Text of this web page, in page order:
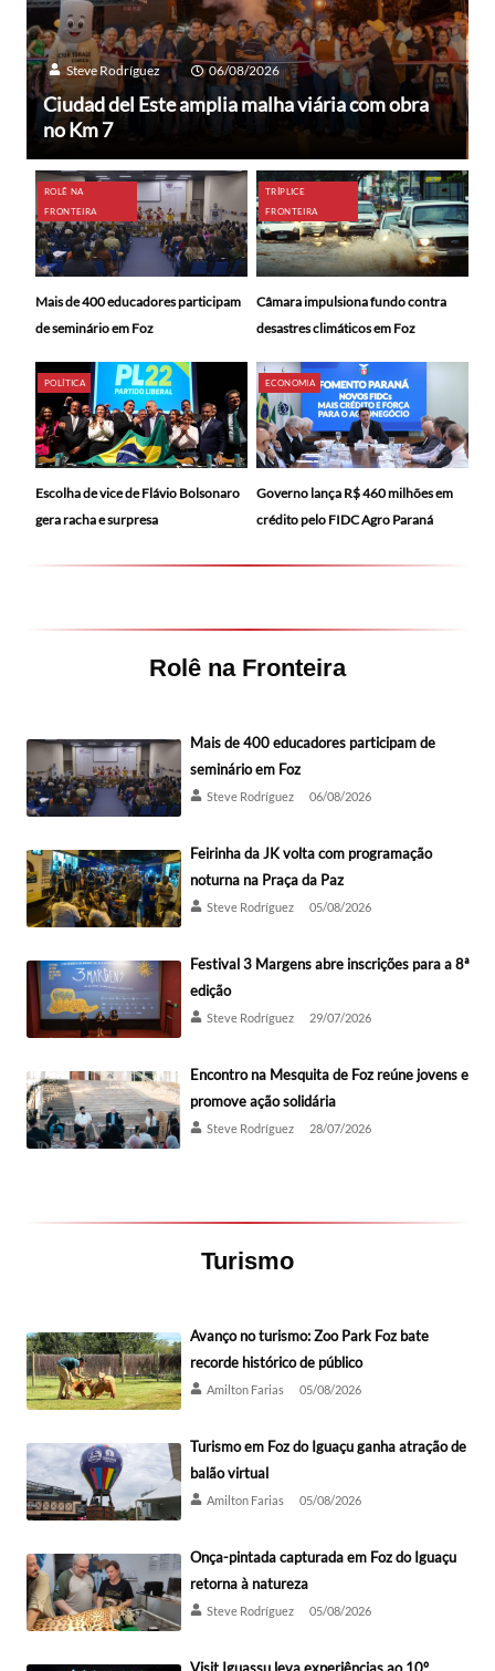
Steve Rodríguez 06/08/2026
Ciudad del Este amplia malha viária com obra
no Km 7
ROLÊ NA
FRONTEIRA
Mais de 400 educadores participam
de seminário em Foz
TRÍPLICE
FRONTEIRA
Câmara impulsiona fundo contra
desastres climáticos em Foz
POLÍTICA
Escolha de vice de Flávio Bolsonaro
gera racha e surpresa
ECONOMIA
Governo lança R$ 460 milhões em
crédito pelo FIDC Agro Paraná
Rolê na Fronteira
Mais de 400 educadores participam de
seminário em Foz
Steve Rodríguez 06/08/2026
Feirinha da JK volta com programação
noturna na Praça da Paz
Steve Rodríguez 05/08/2026
Festival 3 Margens abre inscrições para a 8ª
edição
Steve Rodríguez 29/07/2026
Encontro na Mesquita de Foz reúne jovens e
promove ação solidária
Steve Rodríguez 28/07/2026
Turismo
Avanço no turismo: Zoo Park Foz bate
recorde histórico de público
Amilton Farias 05/08/2026
Turismo em Foz do Iguaçu ganha atração de
balão virtual
Amilton Farias 05/08/2026
Onça-pintada capturada em Foz do Iguaçu
retorna à natureza
Steve Rodríguez 05/08/2026